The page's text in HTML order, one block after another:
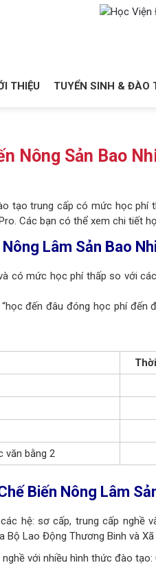
THIỆU TUYỂN SINH & ĐÀO
Nông Sản Bao
tạo trung cấp có mức học phí
Các bạn có thể xem chi tiết
Lâm Sản Bao
có mức học phí thấp so với
đến đâu đóng học phí đến
văn bằng 2
Biến Nông Lâm
hệ: sơ cấp, trung cấp nghề
Lao Động Thương Binh và
với nhiều hình thức đào tạo: